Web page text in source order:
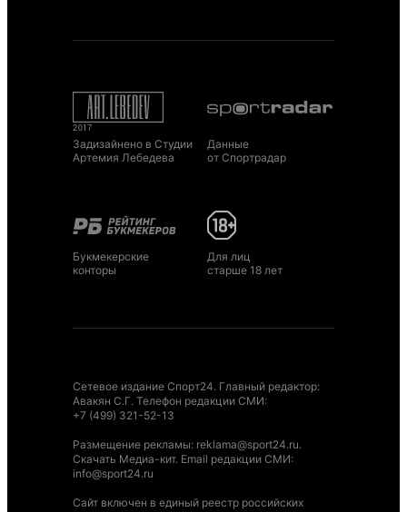
Задизайнено в Студии
Артемия Лебедева
Данные
от Спортрадар
Букмекерские
конторы
Для лиц
старше 18 лет
Сетевое издание Спорт24. Главный редактор:
Авакян С.Г. Телефон редакции СМИ:
+7 (499) 321-52-13
Размещение рекламы: reklama@sport24.ru.
Скачать Медиа-кит. Email редакции СМИ:
info@sport24.ru
Сайт включен в единый реестр российских